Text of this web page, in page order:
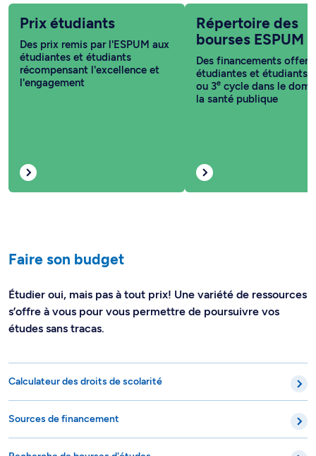
Prix étudiants
Des prix remis par l'ESPUM aux
étudiantes et étudiants
récompensant l'excellence et
l'engagement
Répertoire des
bourses ESPUM
Des financements
étudiantes et étudiants
ou 3e cycle dans le
la santé publique
Faire son budget
Étudier oui, mais pas à tout prix! Une variété de ressources
s’offre à vous pour vous permettre de poursuivre vos
études sans tracas.
Calculateur des droits de scolarité
Sources de financement